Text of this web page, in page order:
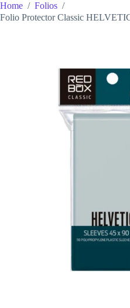
Home / Folios /
Folio Protector Classic